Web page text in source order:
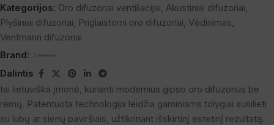
Kategorijos: Oro difuzoriai ventiliacijai, Akustiniai difuzoriai,
Plyšiniai difuzoriai, Priglaistomi oro difuzoriai, Vėdinimas,
Ventmann difuzoriai
Brand:
Dalintis
tai lietuviška įmonė, kurianti modernius gipso oro difuzorius be
rėmų. Patentuota technologija leidžia gaminiams tolygiai susilieti
su lubų ar sienų paviršiais, užtikrinant išskirtinį estetinį rezultatą.